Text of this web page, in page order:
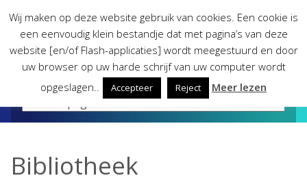
content
Bibliotheek
Wij maken op deze website gebruik van cookies. Een cookie is
een eenvoudig klein bestandje dat met pagina’s van deze
website [en/of Flash-applicaties] wordt meegestuurd en door
uw browser op uw harde schrijf van uw computer wordt
opgeslagen..
Accepteer Reject Meer lezen